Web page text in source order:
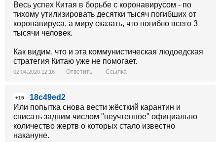
Весь успех Китая в борьбе с коронавирусом - по
тихому утилизировать десятки тысяч погибших от
коронавируса, а миру сказать, что погибло всего 3
тысячи человек.
Как видим, что и эта коммунистическая людоедская
стратегия Китаю уже не помогает.
02.04.2020 12:16 Ответить Ссылка
+15
18c49ed2
Или попытка снова вести жёсткий карантин и
списать задним числом "неучтенное" официально
количество жертв о которых стало известно
накануне.